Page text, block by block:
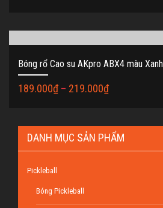
Bóng rổ Cao su AKpro ABX4 màu Xanh
189.000₫– 219.000₫
DANH MỤC SẢN PHẨM
Pickleball
Bóng Pickleball